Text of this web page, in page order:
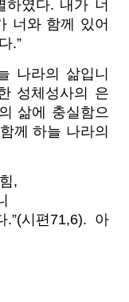
하였다. 내가 너
너와 함께 있어
.”
나라의 삶입니
성체성사의 은
삶에 충실함으
께 하늘 나라의
,
.”(시편71,6). 아